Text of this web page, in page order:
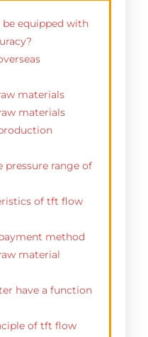
equipped with
materials
materials
pressure range of
of tft flow
method
material
have a function
of tft flow